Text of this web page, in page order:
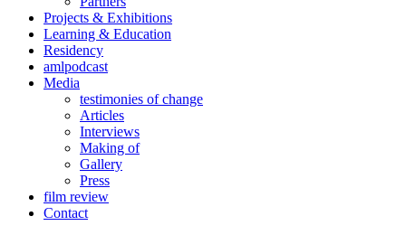
Projects & Exhibitions
Learning & Education
Residency
amlpodcast
Media
testimonies of change
Articles
Interviews
Making of
Gallery
Press
film review
Contact